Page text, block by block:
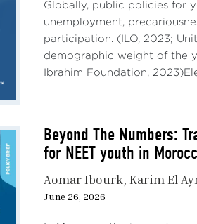
Globally, public policies for
unemployment,
participation. (ILO, 2023;
demographic weight of the
Ibrahim Foundation,
Beyond The Numbers:
for NEET youth in
Aomar Ibourk Karim El
June 26, 2026